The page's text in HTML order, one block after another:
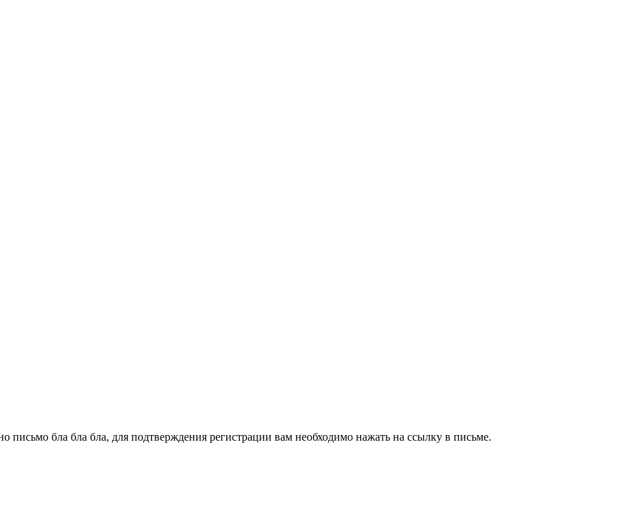
письмо бла бла бла, для подтверждения регистрации вам необходимо нажать на ссылку в письме.